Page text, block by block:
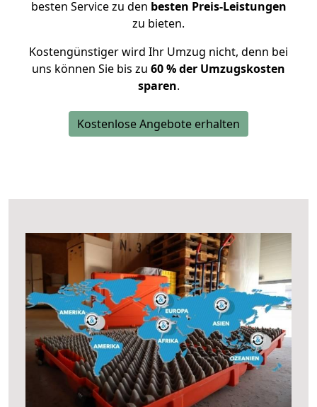
besten Service zu den besten Preis-Leistungen
zu bieten.
Kostengünstiger wird Ihr Umzug nicht, denn bei
uns können Sie bis zu 60 % der Umzugskosten
sparen.
Kostenlose Angebote erhalten